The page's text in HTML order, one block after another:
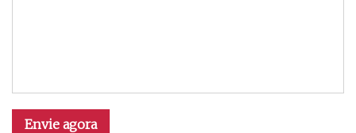
Envie agora